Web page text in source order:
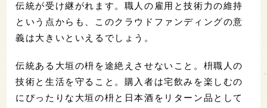
伝統が受け継がれます。職人の雇用と技術力の維持
という点からも、このクラウドファンディングの意
義は大きいといえるでしょう。
伝統ある大垣の枡を途絶えさせないこと。枡職人の
技術と生活を守ること。購入者は宅飲みを楽しむの
にぴったりな大垣の枡と日本酒をリターン品として